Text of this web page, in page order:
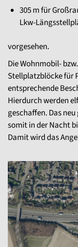
305 m für
Lkw-
vorgesehen.
Die Wohnmobil-
Stellplatzblöcke für
entsprechende
Hierdurch werden
geschaffen. Das
somit in der Nacht
Damit wird das